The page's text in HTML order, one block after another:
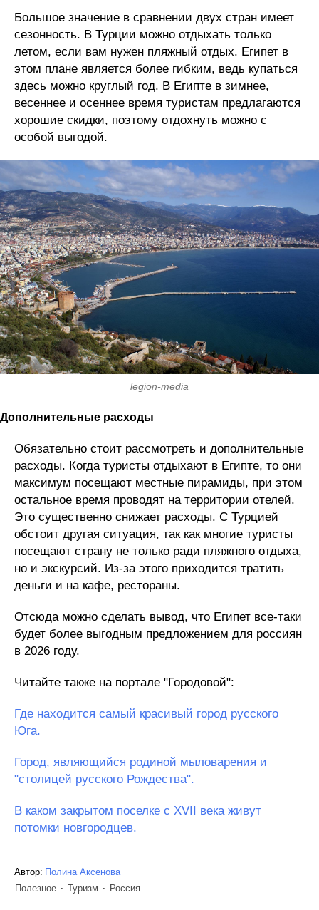
Большое значение в сравнении двух стран имеет
сезонность. В Турции можно отдыхать только
летом, если вам нужен пляжный отдых. Египет в
этом плане является более гибким, ведь купаться
здесь можно круглый год. В Египте в зимнее,
весеннее и осеннее время туристам предлагаются
хорошие скидки, поэтому отдохнуть можно с
особой выгодой.
legion-media
Дополнительные расходы
Обязательно стоит рассмотреть и дополнительные
расходы. Когда туристы отдыхают в Египте, то они
максимум посещают местные пирамиды, при этом
остальное время проводят на территории отелей.
Это существенно снижает расходы. С Турцией
обстоит другая ситуация, так как многие туристы
посещают страну не только ради пляжного отдыха,
но и экскурсий. Из-за этого приходится тратить
деньги и на кафе, рестораны.
Отсюда можно сделать вывод, что Египет все-таки
будет более выгодным предложением для россиян
в 2026 году.
Читайте также на портале "Городовой":
Где находится самый красивый город русского
Юга.
Город, являющийся родиной мыловарения и
"столицей русского Рождества".
В каком закрытом поселке с XVII века живут
потомки новгородцев.
Автор: Полина Аксенова
Полезное
Туризм Россия